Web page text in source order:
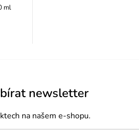
ml
newsletter
na našem e-shopu.